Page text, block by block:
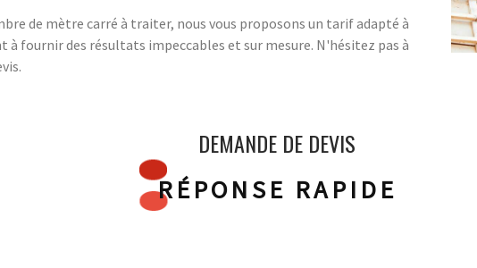
de mètre carré à traiter, nous vous proposons un tarif adapté à
à fournir des résultats impeccables et sur mesure. N'hésitez pas à
DEMANDE DE DEVIS
RÉPONSE RAPIDE